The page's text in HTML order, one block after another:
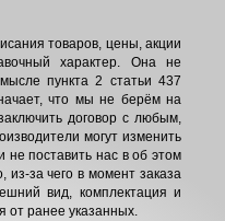
товаров, цены, акции
характер. Она не
пункта 2 статьи 437
что мы не берём на
договор с любым,
могут изменить
не поставить нас в об этом
из-за чего в момент заказа
вид, комплектация и
от ранее указанных.